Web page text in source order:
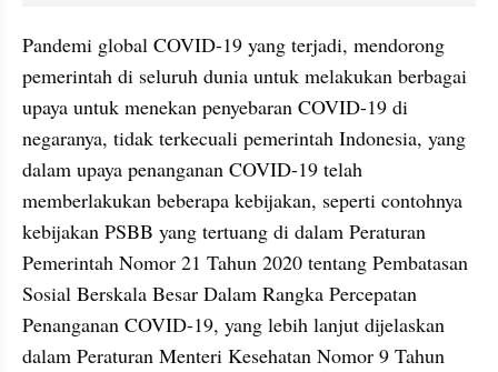
Pandemi global COVID-19 yang terjadi, mendorong
pemerintah di seluruh dunia untuk melakukan berbagai
upaya untuk menekan penyebaran COVID-19 di
negaranya, tidak terkecuali pemerintah Indonesia, yang
dalam upaya penanganan COVID-19 telah
memberlakukan beberapa kebijakan, seperti contohnya
kebijakan PSBB yang tertuang di dalam Peraturan
Pemerintah Nomor 21 Tahun 2020 tentang Pembatasan
Sosial Berskala Besar Dalam Rangka Percepatan
Penanganan COVID-19, yang lebih lanjut dijelaskan
dalam Peraturan Menteri Kesehatan Nomor 9 Tahun